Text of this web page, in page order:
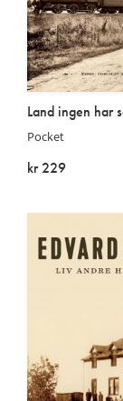
Land ingen har
Pocket
kr 229